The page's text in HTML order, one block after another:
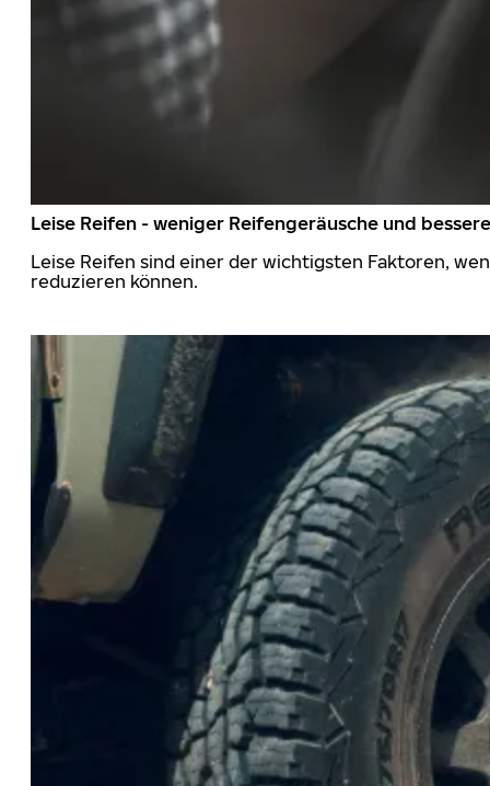
Leise Reifen - weniger Reifengeräusche und
Leise Reifen sind einer der wichtigsten Faktoren,
reduzieren können.